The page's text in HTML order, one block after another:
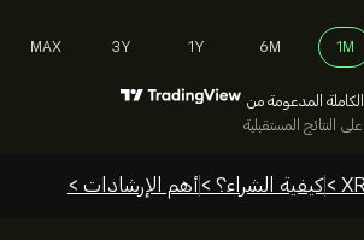
1M
6M
1Y
3Y
MAX
الكاملة المدعومة من
النتائج المستقبلية
كيفية الشراء؟ >أهم الإرشادات >